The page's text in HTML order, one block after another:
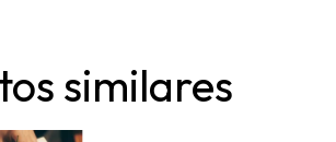
similares